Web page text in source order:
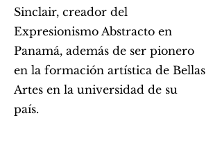
Sinclair, creador del
Expresionismo Abstracto en
Panamá, además de ser pionero
en la formación artística de Bellas
Artes en la universidad de su
país.